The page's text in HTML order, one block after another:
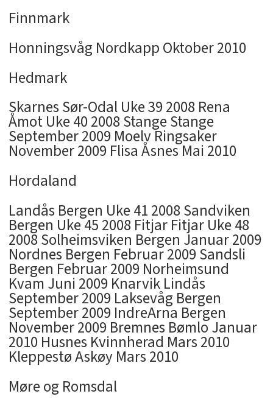
Finnmark
Honningsvåg Nordkapp Oktober 2010
Hedmark
Skarnes Sør-Odal Uke 39 2008 Rena
Åmot Uke 40 2008 Stange Stange
September 2009 Moelv Ringsaker
November 2009 Flisa Åsnes Mai 2010
Hordaland
Landås Bergen Uke 41 2008 Sandviken
Bergen Uke 45 2008 Fitjar Fitjar Uke 48
2008 Solheimsviken Bergen Januar 2009
Nordnes Bergen Februar 2009 Sandsli
Bergen Februar 2009 Norheimsund
Kvam Juni 2009 Knarvik Lindås
September 2009 Laksevåg Bergen
September 2009 IndreArna Bergen
November 2009 Bremnes Bømlo Januar
2010 Husnes Kvinnherad Mars 2010
Kleppestø Askøy Mars 2010
Møre og Romsdal